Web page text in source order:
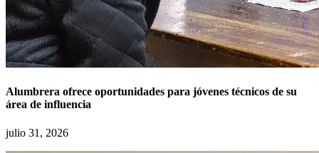
Alumbrera ofrece oportunidades para jóvenes técnicos de su
área de influencia
julio 31, 2026